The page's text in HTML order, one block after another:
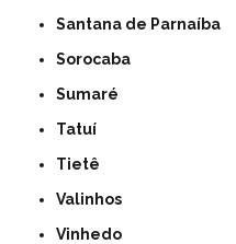
Santana de Parnaíba
Sorocaba
Sumaré
Tatuí
Tietê
Valinhos
Vinhedo